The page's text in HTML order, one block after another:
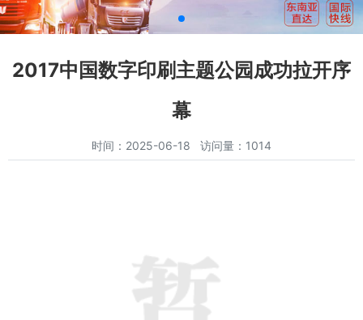
2017中国数字印刷主题公园成功拉开序
幕
时间：2025-06-18 访问量：1014